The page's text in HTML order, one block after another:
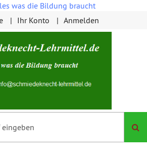
was die Bildung braucht
Ihr Konto Anmelden